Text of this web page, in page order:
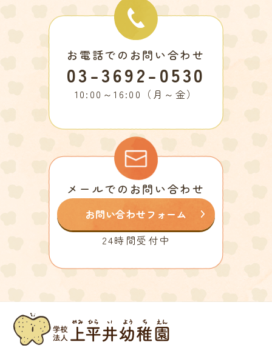
お電話でのお問い合わせ
03-3692-0530
10:00～16:00（月～金）
メールでのお問い合わせ
お問い合わせフォーム
24時間受付中